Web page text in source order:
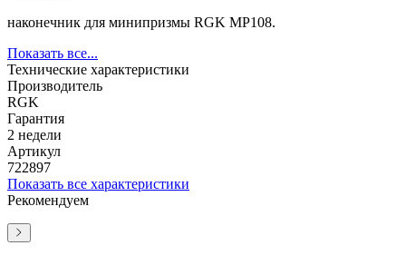
наконечник для минипризмы RGK MP108.
Показать все...
Технические характеристики
Производитель
RGK
Гарантия
2 недели
Артикул
722897
Показать все характеристики
Рекомендуем